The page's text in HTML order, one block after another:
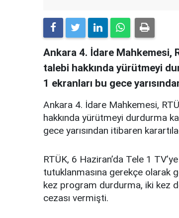
Ankara 4. İdare Mahkemesi,
talebi hakkında yürütmeyi
1 ekranları bu gece
Ankara 4. İdare Mahkemesi,
hakkında yürütmeyi durdurma
gece yarısından itibaren
RTÜK, 6 Haziran’da Tele 1
tutuklanmasına gerekçe olarak
kez program durdurma, iki kez
cezası vermişti.